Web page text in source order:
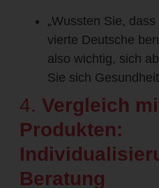
„Wussten Sie,
vierte Deutsche
also wichtig, sich
Sie sich
4. Vergleich
Produkten:
Beratung